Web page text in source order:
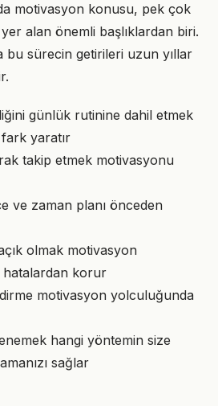
motivasyon konusu, pek çok
alan önemli başlıklardan biri.
bu sürecin getirileri uzun yıllar
günlük rutinine dahil etmek
yaratır
takip etmek motivasyonu
ve zaman planı önceden
olmak motivasyon
hatalardan korur
motivasyon yolculuğunda
hangi yöntemin size
sağlar